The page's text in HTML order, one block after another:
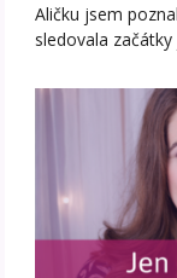
Aličku jsem
sledovala